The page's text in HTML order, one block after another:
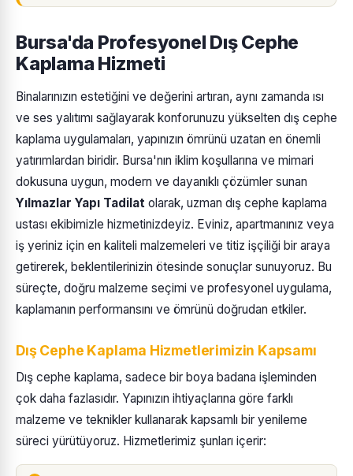
Bursa'da Profesyonel Dış Cephe
Kaplama Hizmeti
Binalarınızın estetiğini ve değerini artıran, aynı zamanda ısı
ve ses yalıtımı sağlayarak konforunuzu yükselten dış cephe
kaplama uygulamaları, yapınızın ömrünü uzatan en önemli
yatırımlardan biridir. Bursa'nın iklim koşullarına ve mimari
dokusuna uygun, modern ve dayanıklı çözümler sunan
Yılmazlar Yapı Tadilat olarak, uzman dış cephe kaplama
ustası ekibimizle hizmetinizdeyiz. Eviniz, apartmanınız veya
iş yeriniz için en kaliteli malzemeleri ve titiz işçiliği bir araya
getirerek, beklentilerinizin ötesinde sonuçlar sunuyoruz. Bu
süreçte, doğru malzeme seçimi ve profesyonel uygulama,
kaplamanın performansını ve ömrünü doğrudan etkiler.
Dış Cephe Kaplama Hizmetlerimizin Kapsamı
Dış cephe kaplama, sadece bir boya badana işleminden
çok daha fazlasıdır. Yapınızın ihtiyaçlarına göre farklı
malzeme ve teknikler kullanarak kapsamlı bir yenileme
süreci yürütüyoruz. Hizmetlerimiz şunları içerir: